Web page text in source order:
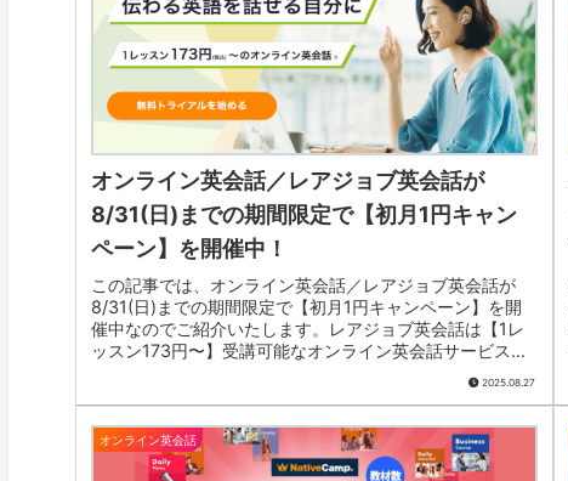
オンライン英会話／レアジョブ英会話が
8/31(日)までの期間限定で【初月1円キャン
ペーン】を開催中！
この記事では、オンライン英会話／レアジョブ英会話が
8/31(日)までの期間限定で【初月1円キャンペーン】を開
催中なのでご紹介いたします。レアジョブ英会話は【1レ
ッスン173円〜】受講可能なオンライン英会話サービスで
2025.08.27
オンライン英会話